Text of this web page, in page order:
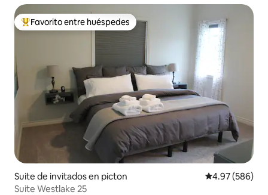
Favorito entre huéspedes preferido
Favorito entre huéspedes
Suite de invitados en picton Calificación
4.97 (586)
Suite Westlake 25